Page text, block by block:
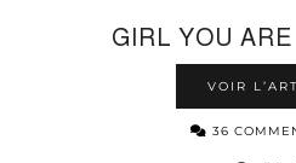
GIRL YOU
VOIR
36